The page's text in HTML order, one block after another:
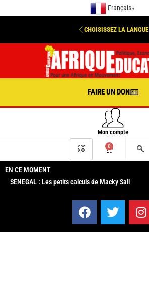
Français ▼
CHOISISSEZ LA LANGUE
FAIRE UN DON
Mon compte
0
EN CE MOMENT
SENEGAL : Les petits calculs de Macky Sall